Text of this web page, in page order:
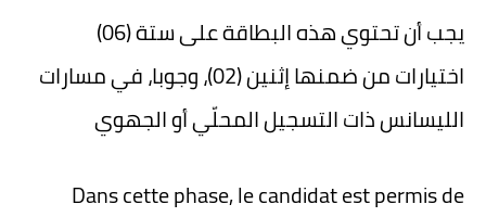
يجب أن تحتوي هذه البطاقة على ستة
(06)
اختيارات
من ضمنها إثنين (02)، وجوبا، في مسارات
الليسانس ذات التسجيل المحلّي أو الجهوي
Dans cette phase, le candidat est permis de